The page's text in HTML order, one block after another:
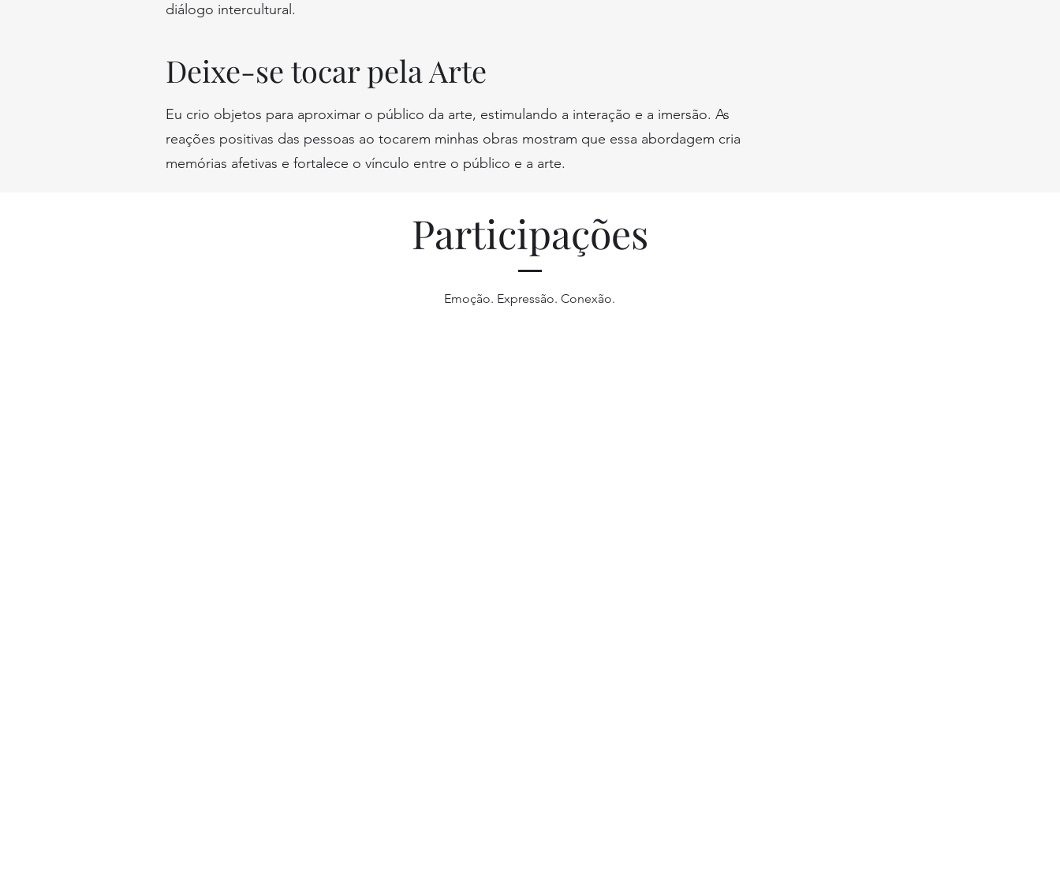
diálogo intercultural.
Deixe-se tocar pela Arte
Eu crio objetos para aproximar o público da arte, estimulando a interação e a imersão. As
reações positivas das pessoas ao tocarem minhas obras mostram que essa abordagem cria
memórias afetivas e fortalece o vínculo entre o público e a arte.
Participações
Emoção. Expressão. Conexão.